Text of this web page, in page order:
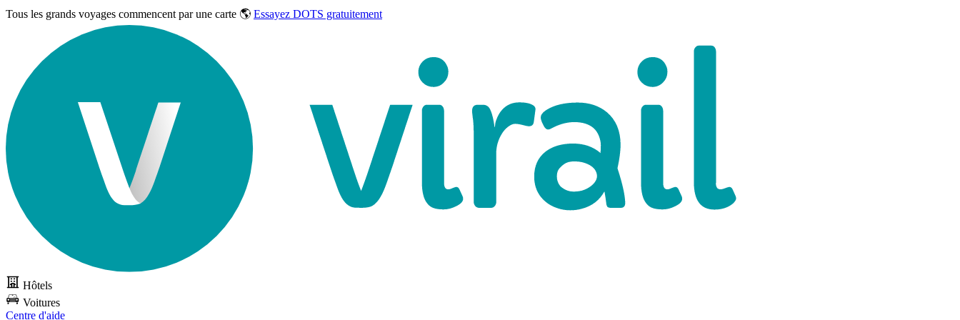
Tous les grands voyages commencent par une carte 🌎 Essayez DOTS gratuitement
Hôtels
Voitures
Centre d'aide